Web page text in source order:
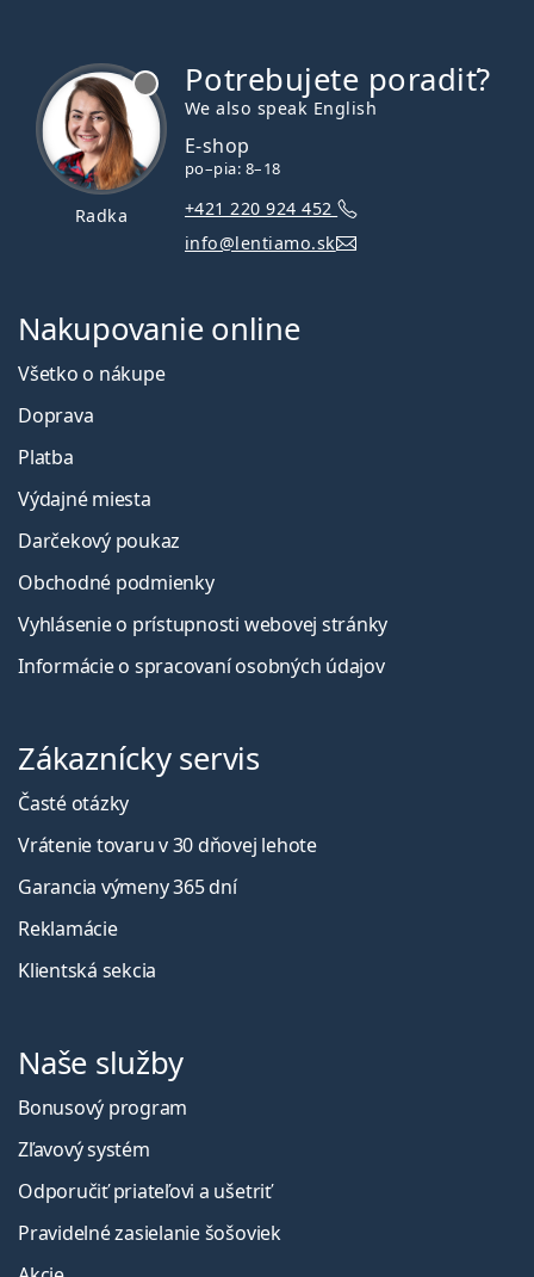
Radka
Potrebujete poradiť?
We also speak English
E-shop
po–pia: 8–18
+421 220 924 452
info@lentiamo.sk
Nakupovanie online
Všetko o nákupe
Doprava
Platba
Výdajné miesta
Darčekový poukaz
Obchodné podmienky
Vyhlásenie o prístupnosti webovej stránky
Informácie o spracovaní osobných údajov
Zákaznícky servis
Časté otázky
Vrátenie tovaru v 30 dňovej lehote
Garancia výmeny 365 dní
Reklamácie
Klientská sekcia
Naše služby
Bonusový program
Zľavový systém
Odporučiť priateľovi a ušetriť
Pravidelné zasielanie šošoviek